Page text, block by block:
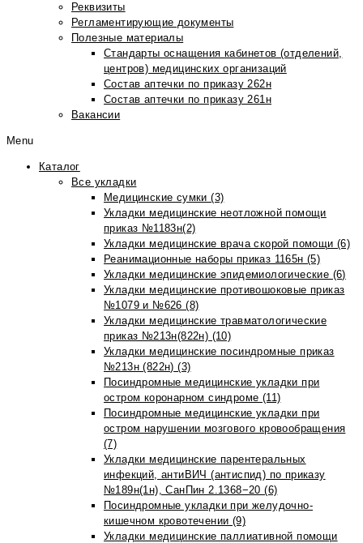
Реквизиты
Регламентирующие документы
Полезные материалы
Стандарты оснащения кабинетов (отделений,
центров) медицинских организаций
Состав аптечки по приказу 262н
Состав аптечки по приказу 261н
Вакансии
Menu
Каталог
Все укладки
Медицинские сумки (3)
Укладки медицинские неотложной помощи
приказ №1183н(2)
Укладки медицинские врача скорой помощи (6)
Реанимационные наборы приказ 1165н (5)
Укладки медицинские эпидемиологические (6)
Укладки медицинские противошоковые приказ
№1079 и №626 (8)
Укладки медицинские травматологические
приказ №213н(822н) (10)
Укладки медицинские посиндромные приказ
№213н (822н) (3)
Посиндромные медицинские укладки при
остром коронарном синдроме (11)
Посиндромные медицинские укладки при
остром нарушении мозгового кровообращения
(7)
Укладки медицинские парентеральных
инфекций, антиВИЧ (антиспид) по приказу
№189н(1н), СанПин 2.1368−20 (6)
Посиндромные укладки при желудочно-
кишечном кровотечении (9)
Укладки медицинские паллиативной помощи